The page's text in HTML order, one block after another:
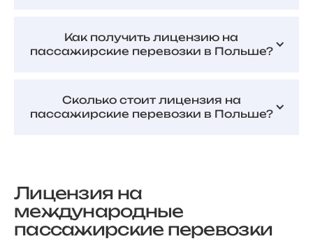
Как получить лицензию на
пассажирские перевозки в Польше?
Сколько стоит лицензия на
пассажирские перевозки в Польше?
пошлины и 440 PLN за выписку лицензии,
которая должна быть для каждого транспортного
средства.
2. На 10 лет: 8000 PLN государственной
Лицензия на
международные
пассажирские перевозки